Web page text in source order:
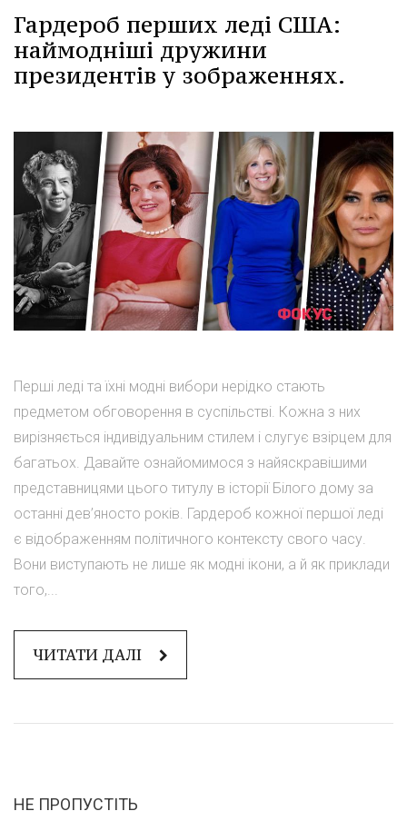
Гардероб перших леді США:
наймодніші дружини
президентів у зображеннях.
Перші леді та їхні модні вибори нерідко стають
предметом обговорення в суспільстві. Кожна з них
вирізняється індивідуальним стилем і слугує взірцем для
багатьох. Давайте ознайомимося з найяскравішими
представницями цього титулу в історії Білого дому за
останні дев’яносто років. Гардероб кожної першої леді
є відображенням політичного контексту свого часу.
Вони виступають не лише як модні ікони, а й як приклади
того,...
ЧИТАТИ ДАЛІ
НЕ ПРОПУСТІТЬ